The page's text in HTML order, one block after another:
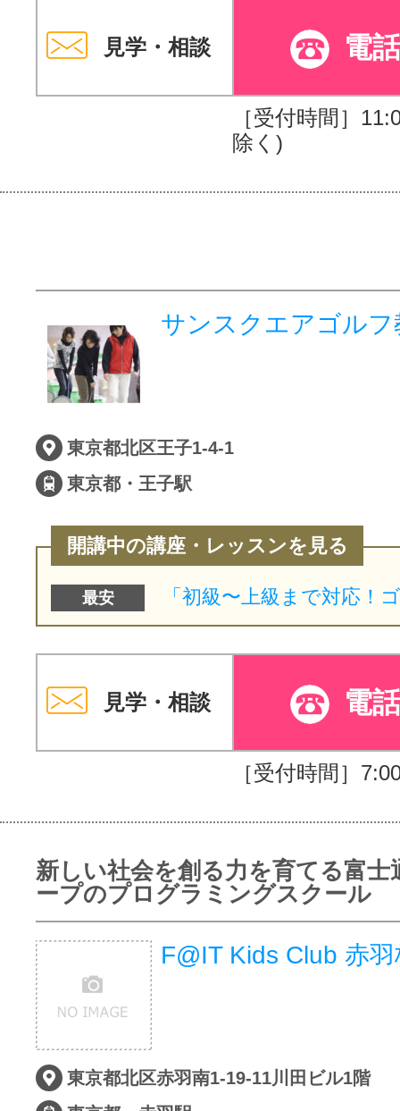
見学・相談 電
［受付時間］
除く)
サンスクエアゴル
東京都北区王子1-4-1
東京都・王子駅
開講中の講座・レッスンを見る
最安
見学・相談 電
［受付時間］
新しい社会を創る力を育てる富士
ープのプログラミングスクール
F@IT Kids Club 赤
東京都北区赤羽南1-19-11川田ビル1階